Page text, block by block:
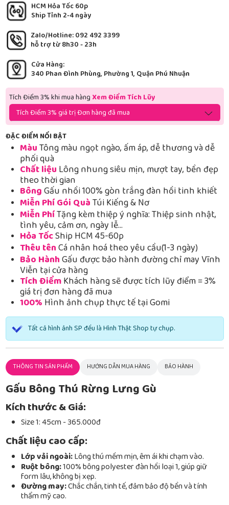
HCM Hỏa Tốc 60p
Ship Tỉnh 2-4 ngày
Zalo/Hotline: 092 492 3399
hỗ trợ từ 8h30 - 23h
Cửa Hàng:
340 Phan Đình Phùng, Phường 1, Quận Phú Nhuận
Tích Điểm 3% khi mua hàng Xem Điểm Tích Lũy
Tích Điểm 3% giá trị Đơn hàng đã mua
ĐẶC ĐIỂM NỔI BẬT
MàuTông màu ngọt ngào, ấm áp, dễ thương và dễ
phối quà
Chất liệu Lông nhung siêu mịn, mượt tay, bền đẹp
theo thời gian
BôngGấu nhồi 100% gòn trắng đàn hồi tinh khiết
Miễn Phí Gói QuàTúi Kiếng & Nơ
Miễn PhíTặng kèm thiệp ý nghĩa: Thiệp sinh nhật,
tình yêu, cảm ơn, ngày lễ…
Hỏa TốcShip HCM 45-60p
Thêu tênCá nhân hoá theo yêu cầu(1-3 ngày)
Bảo HànhGấu được bảo hành đường chỉ may Vĩnh
Viễn tại cửa hàng
Tích ĐiểmKhách hàng sẽ được tích lũy điểm = 3%
giá trị đơn hàng đã mua
100% Hình ảnh chụp thực tế tại Gomi
Tất cả hình ảnh SP đều là Hình Thật Shop tự chụp.
THÔNG TIN SẢN PHẨM HƯỚNG DẪN MUA HÀNG BẢO HÀNH
Gấu Bông Thú Rừng Lưng Gù
Kích thước & Giá:
Size 1: 45cm - 365.000đ
Chất liệu cao cấp:
Lớp vải ngoài:Lông thú mềm mịn, êm ái khi chạm vào.
Ruột bông:100% bông polyester đàn hồi loại 1, giúp giữ
form lâu, không bị xẹp.
Đường may:Chắc chắn, tinh tế, đảm bảo độ bền và tính
thẩm mỹ cao.